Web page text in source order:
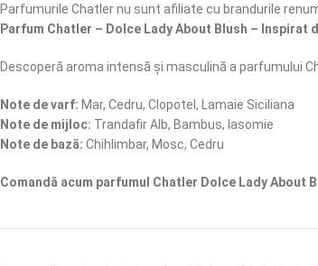
Parfumurile Chatler nu sunt afiliate cu brandurile
Parfum Chatler – Dolce Lady About Blush – Inspirat
Descoperă aroma intensă și masculină a parfumului
Note de varf: Mar, Cedru, Clopotel, Lamaie Siciliana
Note de mijloc: Trandafir Alb, Bambus, Iasomie
Note de bază: Chihlimbar, Mosc, Cedru
Comandă acum parfumul Chatler Dolce Lady About